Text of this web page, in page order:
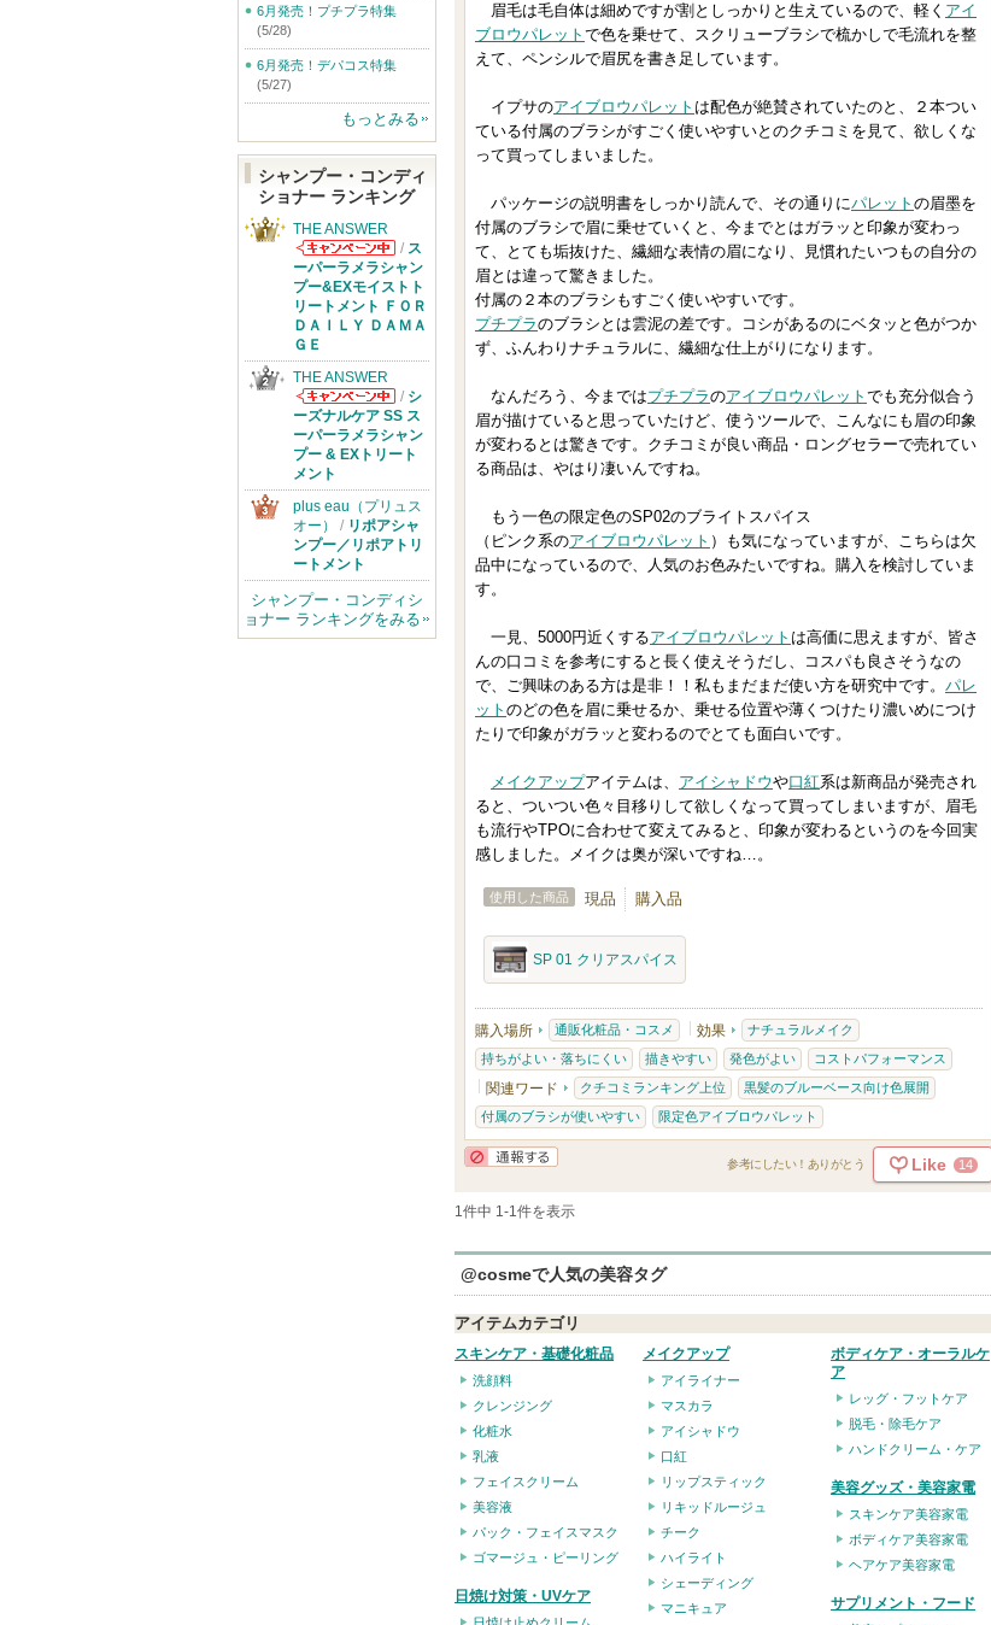
ま
す
眉毛は毛自体は細めですが割としっかりと生えているので、軽く アイ
ブロウパレット で色を乗せて、スクリューブラシで梳かしで毛流れを整
えて、ペンシルで眉尻を書き足しています。
イプサのアイブロウパレット は配色が絶賛されていたのと、２本つい
ている付属のブラシがすごく使いやすいとのクチコミを見て、欲しくな
って買ってしまいました。
パッケージの説明書をしっかり読んで、その通りにパレット の眉墨を
付属のブラシで眉に乗せていくと、今までとはガラッと印象が変わっ
て、とても垢抜けた、繊細な表情の眉になり、見慣れたいつもの自分の
眉とは違って驚きました。
付属の２本のブラシもすごく使いやすいです。
プチプラのブラシとは雲泥の差です。コシがあるのにベタッと色がつか
ず、ふんわりナチュラルに、繊細な仕上がりになります。
なんだろう、今まではプチプラのアイブロウパレット でも充分似合う
眉が描けていると思っていたけど、使うツールで、こんなにも眉の印象
が変わるとは驚きです。クチコミが良い商品・ロングセラーで売れてい
る商品は、やはり凄いんですね。
もう一色の限定色のSP02のブライトスパイス
（ピンク系のアイブロウパレット ）も気になっていますが、こちらは欠
品中になっているので、人気のお色みたいですね。購入を検討していま
す。
一見、5000円近くするアイブロウパレット は高価に思えますが、皆さ
んの口コミを参考にすると長く使えそうだし、コスパも良さそうなの
で、ご興味のある方は是非！！私もまだまだ使い方を研究中です。 パレ
ット のどの色を眉に乗せるか、乗せる位置や薄くつけたり濃いめにつけ
たりで印象がガラッと変わるのでとても面白いです。
メイクアップアイテムは、 アイシャドウや口紅系は新商品が発売され
ると、ついつい色々目移りして欲しくなって買ってしまいますが、眉毛
も流行やTPOに合わせて変えてみると、印象が変わるというのを今回実
感しました。メイクは奥が深いですね…。
使用した商品 現品 購入品
SP 01 クリアスパイス
購入場所 通販化粧品・コスメ 効果
ナチュラルメイク
持ちがよい・落ちにくい
描きやすい 発色がよい コストパフォーマンス
関連ワード クチコミランキング上位
黒髪のブルーベース向け色展開
付属のブラシが使いやすい
限定色アイブロウパレット
参考にしたい！ありがとう Like 14
1件中 1-1件を表示
@cosmeで人気の美容タグ
アイテムカテゴリ
スキンケア・基礎化粧品
洗顔料
クレンジング
化粧水
乳液
フェイスクリーム
美容液
パック・フェイスマスク
ゴマージュ・ピーリング
日焼け対策・UVケア
メイクアップ
アイライナー
マスカラ
アイシャドウ
口紅
リップスティック
リキッドルージュ
チーク
ハイライト
シェーディング
マニキュア
ボディケア・オーラルケ
ア
レッグ・フットケア
脱毛・除毛ケア
ハンドクリーム・ケア
美容グッズ・美容家電
スキンケア美容家電
ボディケア美容家電
ヘアケア美容家電
サプリメント・フード
6月発売！プチプラ特集
(5/28)
6月発売！デパコス特集
(5/27)
もっとみる
シャンプー・コンディ
ショナー ランキング
THE ANSWER
THE ANSWER
からのお知らせ
があります
/ ス
ーパーラメラシャン
プー&EXモイストト
リートメント ＦＯＲ
ＤＡＩＬＹ ＤＡＭＡ
ＧＥ
THE ANSWER
THE ANSWER
からのお知らせ
があります
/ シ
ーズナルケア SS ス
ーパーラメラシャン
プー & EXトリート
メント
plus eau（プリュス
オー）
/ リポアシャ
ンプー／リポアトリ
ートメント
シャンプー・コンディシ
ョナー ランキングをみる